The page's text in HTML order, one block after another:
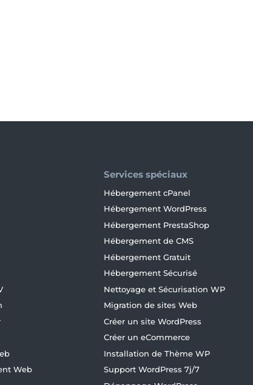
Web
Services spéciaux
Hébergement cPanel
Hébergement WordPress
Hébergement PrestaShop
Hébergement de CMS
Hébergement Gratuit
Hébergement Sécurisé
Nettoyage et Sécurisation WP
Migration de sites Web
Créer un site WordPress
Créer un eCommerce
Installation de Thème WP
Support WordPress 7j/7